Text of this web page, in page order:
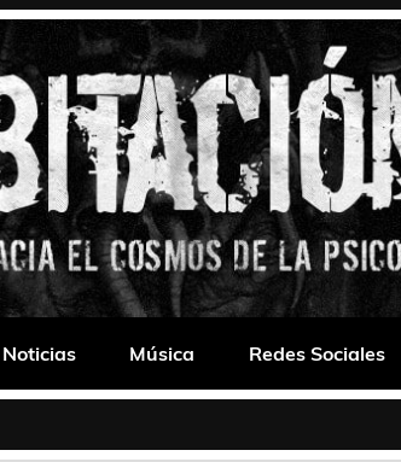
Noticias Música Redes Sociales